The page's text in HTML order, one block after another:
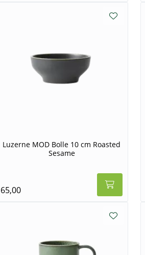
Luzerne MOD Bolle 10 cm Roasted
Sesame
65,00